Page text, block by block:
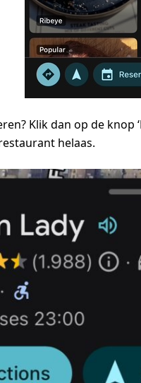
Klik dan op de knop
helaas.